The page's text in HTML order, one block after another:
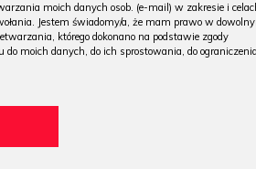
moich danych osob. (e-mail) w zakresie i
Jestem świadomy/a, że mam prawo w
którego dokonano na podstawie zgody
moich danych, do ich sprostowania, do ograniczenia